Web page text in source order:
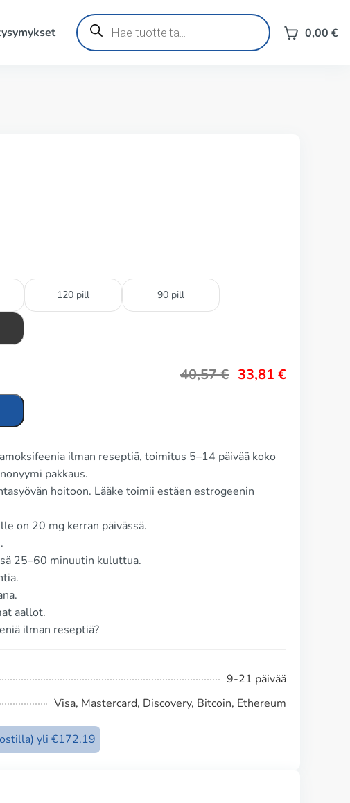
Products
search 0,00 €
120 pill 90 pill
40,57€ 33,81 €
ilman reseptiä, toimitus 5–14 päivää koko
pakkaus.
hoitoon. Lääke toimii estäen estrogeenin
on 20 mg kerran päivässä.
25–60 minuutin kuluttua.
aallot.
ilman reseptiä?
9-21 päivää
Visa, Mastercard, Discovery, Bitcoin, Ethereum
yli €172.19